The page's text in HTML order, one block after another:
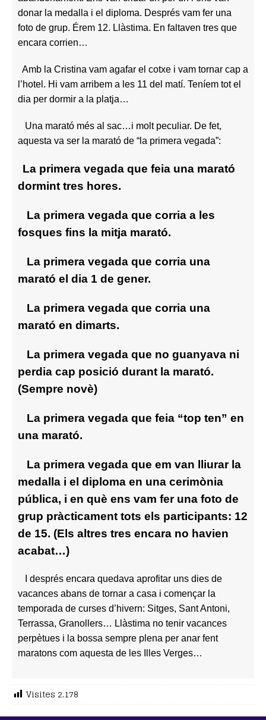
donar la medalla i el diploma. Després vam fer una
foto de grup. Érem 12. Llàstima. En faltaven tres que
encara corrien…
Amb la Cristina vam agafar el cotxe i vam tornar cap a
l’hotel. Hi vam arribem a les 11 del matí. Teníem tot el
dia per dormir a la platja…
Una marató més al sac…i molt peculiar. De fet,
aquesta va ser la marató de “la primera vegada”:
La primera vegada que feia una marató
dormint tres hores.
La primera vegada que corria a les
fosques fins la mitja marató.
La primera vegada que corria una
marató el dia 1 de gener.
La primera vegada que corria una
marató en dimarts.
La primera vegada que no guanyava ni
perdia cap posició durant la marató.
(Sempre novè)
La primera vegada que feia “top ten” en
una marató.
La primera vegada que em van lliurar la
medalla i el diploma en una cerimònia
pública, i en què ens vam fer una foto de
grup pràcticament tots els participants: 12
de 15. (Els altres tres encara no havien
acabat…)
I després encara quedava aprofitar uns dies de
vacances abans de tornar a casa i començar la
temporada de curses d’hivern: Sitges, Sant Antoni,
Terrassa, Granollers… Llàstima no tenir vacances
perpètues i la bossa sempre plena per anar fent
maratons com aquesta de les Illes Verges…
Visites 2.178